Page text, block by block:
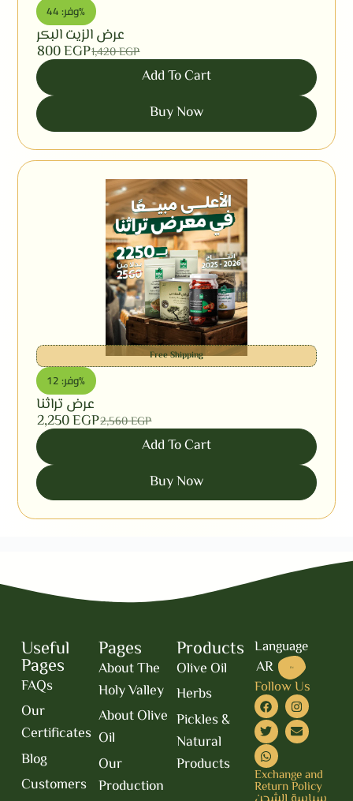
وفر: 44%
عرض الزيت البكر
1,420EGP
800EGP
Add To Cart
Buy Now
Free Shipping
وفر: 12%
عرض تراثنا
2,560EGP
2,250EGP
Add To Cart
Buy Now
Useful
Pages
FAQs
Our
Certificates
Blog
Customers
Pages
About The
Holy Valley
About Olive
Oil
Our
Production
Products
Olive Oil
Herbs
Pickles &
Natural
Products
Language
AR EN
Follow Us
Exchange and
Return Policy